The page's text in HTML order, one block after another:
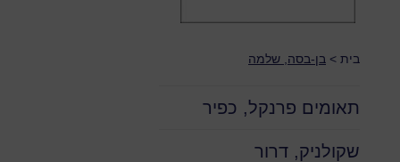
בית > בן-בסה, שלמה
תאומים פרנקל, כפיר
שקולניק, דרור